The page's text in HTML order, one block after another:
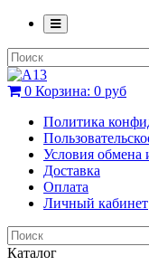
0 Корзина: 0 руб
Политика
Условия обмена
Доставка
Оплата
Личный кабинет
Каталог